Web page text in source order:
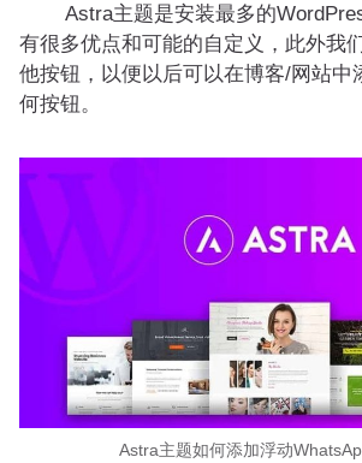
Astra主题是安装最多的
有很多优点和可能的自定义，此外我
他按钮，以便以后可以在博客/网站中
何按钮。
Astra主题如何添加浮动